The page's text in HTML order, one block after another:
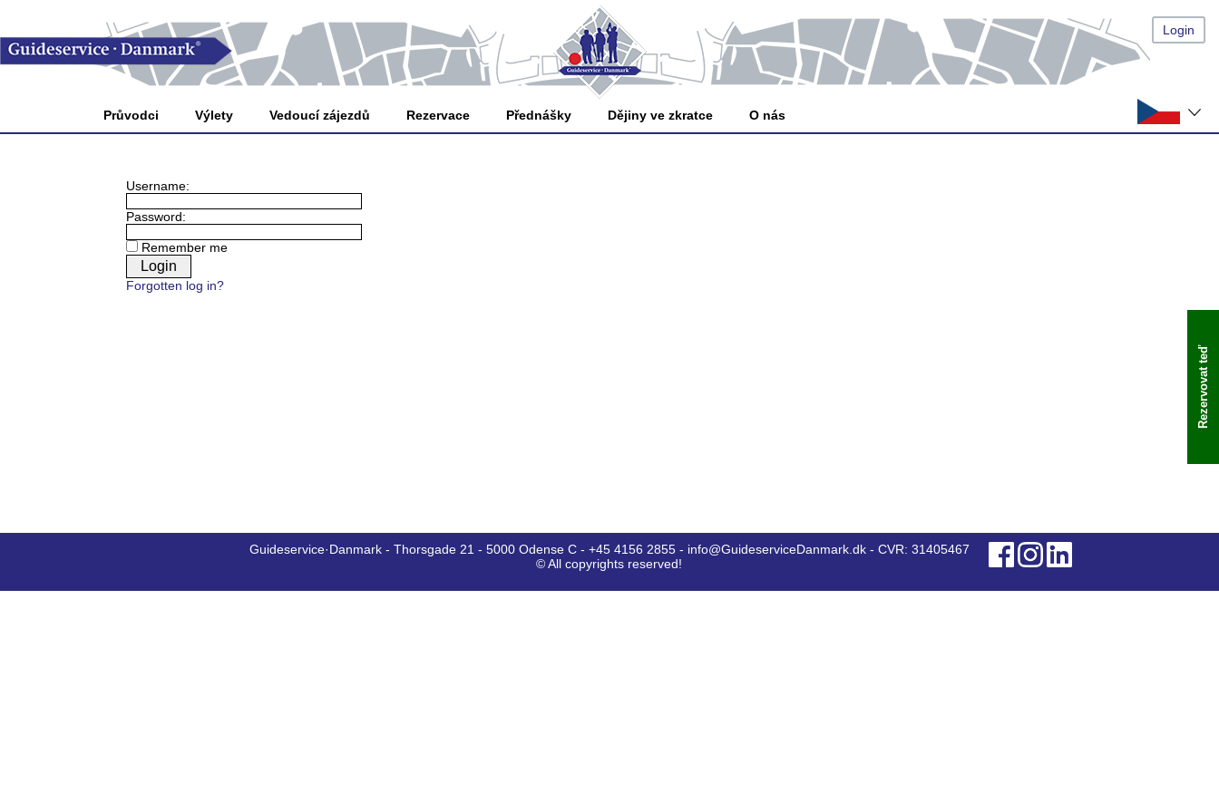
Login
Průvodci Výlety Vedoucí zájezdů Rezervace Přednášky Dějiny ve zkratce O nás
Username:
Password:
Remember me
Forgotten log in?
Rezervovat teď
Guideservice·Danmark - Thorsgade 21 - 5000 Odense C - +45 4156 2855 - info@GuideserviceDanmark.dk - CVR: 31405467
© All copyrights reserved!